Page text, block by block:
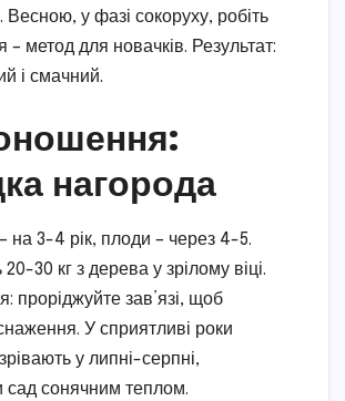
Весною, у фазі сокоруху, робіть
– метод для новачків. Результат:
і смачний.
нагорода
на 3-4 рік, плоди – через 4-5.
30 кг з дерева у зрілому віці.
проріджуйте зав’язі, щоб
У сприятливі роки
у липні-серпні,
сонячним теплом.